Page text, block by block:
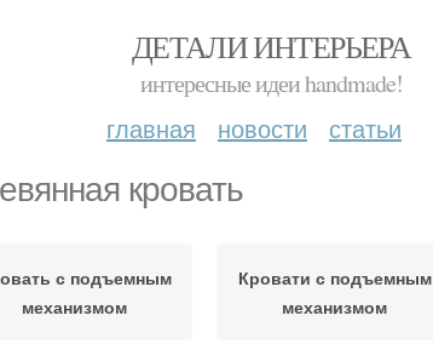
ДЕТАЛИ ИНТЕРЬЕРА
интересные идеи handmade!
главная новости статьи
кровать
с подъемным
механизмом
Кровати с подъемным
механизмом